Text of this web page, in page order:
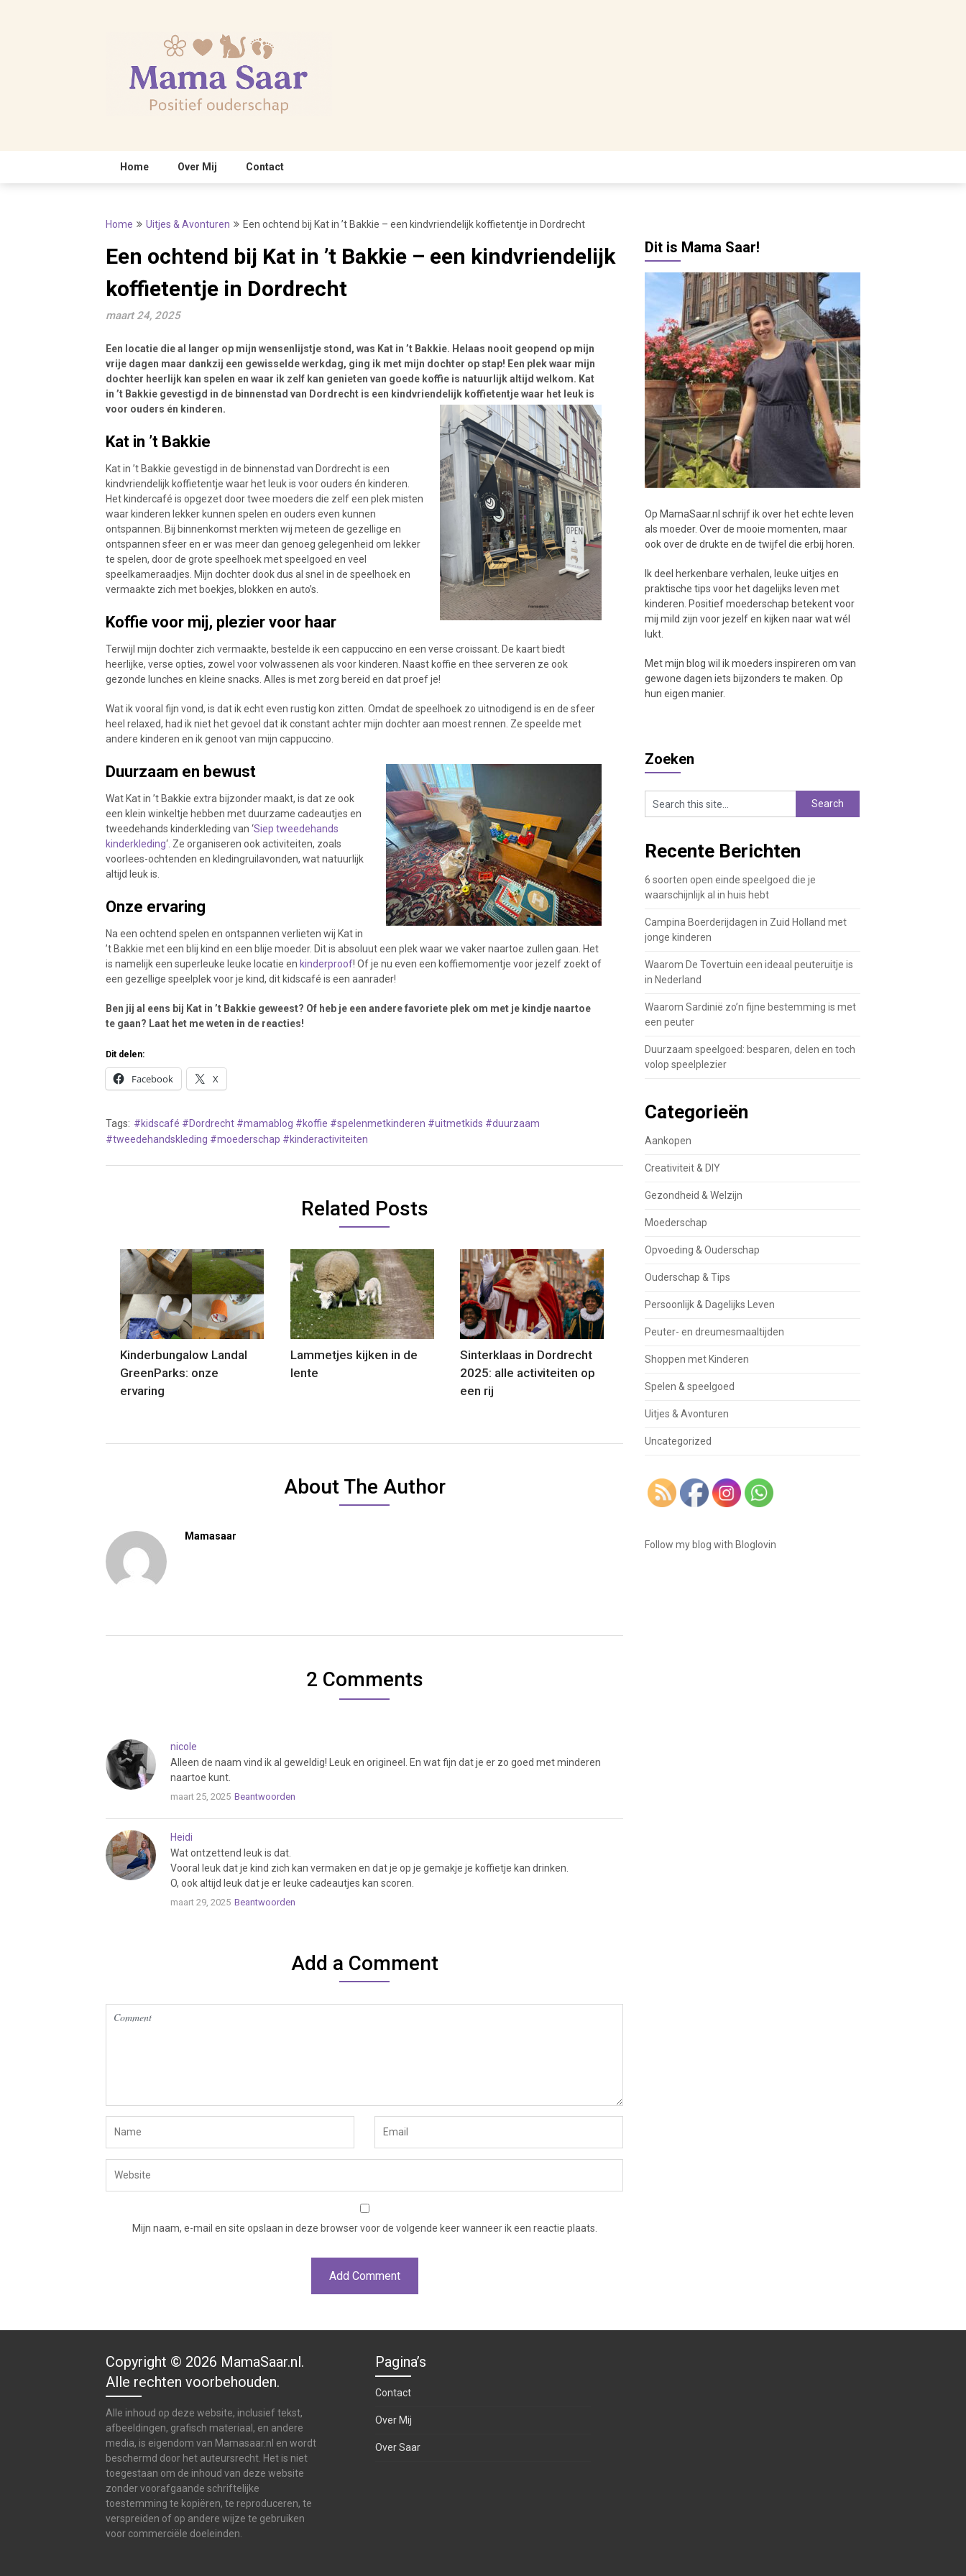
Home Over Mij Contact
Home Uitjes & Avonturen Een ochtend bij Kat in ’t Bakkie – een kindvriendelijk koffietentje in Dordrecht
Een ochtend bij Kat in ’t Bakkie – een kindvriendelijk
koffietentje in Dordrecht
maart 24, 2025
Een locatie die al langer op mijn wensenlijstje stond, was Kat in ’t Bakkie. Helaas nooit geopend op mijn
vrije dagen maar dankzij een gewisselde werkdag, ging ik met mijn dochter op stap! Een plek waar mijn
dochter heerlijk kan spelen en waar ik zelf kan genieten van goede koffie is natuurlijk altijd welkom. Kat
in ’t Bakkie gevestigd in de binnenstad van Dordrecht is een kindvriendelijk koffietentje waar het leuk is
voor ouders én kinderen.
Kat in ’t Bakkie
Kat in ’t Bakkie gevestigd in de binnenstad van Dordrecht is een
kindvriendelijk koffietentje waar het leuk is voor ouders én kinderen.
Het kindercafé is opgezet door twee moeders die zelf een plek misten
waar kinderen lekker kunnen spelen en ouders even kunnen
ontspannen. Bij binnenkomst merkten wij meteen de gezellige en
ontspannen sfeer en er was meer dan genoeg gelegenheid om lekker
te spelen, door de grote speelhoek met speelgoed en veel
speelkameraadjes. Mijn dochter dook dus al snel in de speelhoek en
vermaakte zich met boekjes, blokken en auto’s.
Koffie voor mij, plezier voor haar
Terwijl mijn dochter zich vermaakte, bestelde ik een cappuccino en een verse croissant. De kaart biedt
heerlijke, verse opties, zowel voor volwassenen als voor kinderen. Naast koffie en thee serveren ze ook
gezonde lunches en kleine snacks. Alles is met zorg bereid en dat proef je!
Wat ik vooral fijn vond, is dat ik echt even rustig kon zitten. Omdat de speelhoek zo uitnodigend is en de sfeer
heel relaxed, had ik niet het gevoel dat ik constant achter mijn dochter aan moest rennen. Ze speelde met
andere kinderen en ik genoot van mijn cappuccino.
Duurzaam en bewust
Wat Kat in ’t Bakkie extra bijzonder maakt, is dat ze ook
een klein winkeltje hebben met duurzame cadeautjes en
tweedehands kinderkleding van ‘Siep tweedehands
kinderkleding‘. Ze organiseren ook activiteiten, zoals
voorlees-ochtenden en kledingruilavonden, wat natuurlijk
altijd leuk is.
Onze ervaring
Na een ochtend spelen en ontspannen verlieten wij Kat in
’t Bakkie met een blij kind en een blije moeder. Dit is absoluut een plek waar we vaker naartoe zullen gaan. Het
is namelijk een superleuke leuke locatie en kinderproof! Of je nu even een koffiemomentje voor jezelf zoekt of
een gezellige speelplek voor je kind, dit kidscafé is een aanrader!
Ben jij al eens bij Kat in ’t Bakkie geweest? Of heb je een andere favoriete plek om met je kindje naartoe
te gaan? Laat het me weten in de reacties!
Dit delen:
Facebook X
Tags: #kidscafé #Dordrecht #mamablog #koffie #spelenmetkinderen #uitmetkids #duurzaam
#tweedehandskleding #moederschap #kinderactiviteiten
Related Posts
Kinderbungalow Landal
GreenParks: onze
ervaring
Lammetjes kijken in de
lente
Sinterklaas in Dordrecht
2025: alle activiteiten op
een rij
About The Author
Mamasaar
2 Comments
nicole
Alleen de naam vind ik al geweldig! Leuk en origineel. En wat fijn dat je er zo goed met minderen
naartoe kunt.
maart 25, 2025 Beantwoorden
Heidi
Wat ontzettend leuk is dat.
Vooral leuk dat je kind zich kan vermaken en dat je op je gemakje je koffietje kan drinken.
O, ook altijd leuk dat je er leuke cadeautjes kan scoren.
maart 29, 2025 Beantwoorden
Add a Comment
Mijn naam, e-mail en site opslaan in deze browser voor de volgende keer wanneer ik een reactie plaats.
Dit is Mama Saar!
Op MamaSaar.nl schrijf ik over het echte leven
als moeder. Over de mooie momenten, maar
ook over de drukte en de twijfel die erbij horen.
Ik deel herkenbare verhalen, leuke uitjes en
praktische tips voor het dagelijks leven met
kinderen. Positief moederschap betekent voor
mij mild zijn voor jezelf en kijken naar wat wél
lukt.
Met mijn blog wil ik moeders inspireren om van
gewone dagen iets bijzonders te maken. Op
hun eigen manier.
Zoeken
Recente Berichten
6 soorten open einde speelgoed die je
waarschijnlijk al in huis hebt
Campina Boerderijdagen in Zuid Holland met
jonge kinderen
Waarom De Tovertuin een ideaal peuteruitje is
in Nederland
Waarom Sardinië zo’n fijne bestemming is met
een peuter
Duurzaam speelgoed: besparen, delen en toch
volop speelplezier
Categorieën
Aankopen
Creativiteit & DIY
Gezondheid & Welzijn
Moederschap
Opvoeding & Ouderschap
Ouderschap & Tips
Persoonlijk & Dagelijks Leven
Peuter- en dreumesmaaltijden
Shoppen met Kinderen
Spelen & speelgoed
Uitjes & Avonturen
Uncategorized
Follow my blog with Bloglovin
Copyright © 2026 MamaSaar.nl.
Alle rechten voorbehouden.
Alle inhoud op deze website, inclusief tekst,
afbeeldingen, grafisch materiaal, en andere
media, is eigendom van Mamasaar.nl en wordt
beschermd door het auteursrecht. Het is niet
toegestaan om de inhoud van deze website
zonder voorafgaande schriftelijke
toestemming te kopiëren, te reproduceren, te
verspreiden of op andere wijze te gebruiken
voor commerciële doeleinden.
Pagina’s
Contact
Over Mij
Over Saar